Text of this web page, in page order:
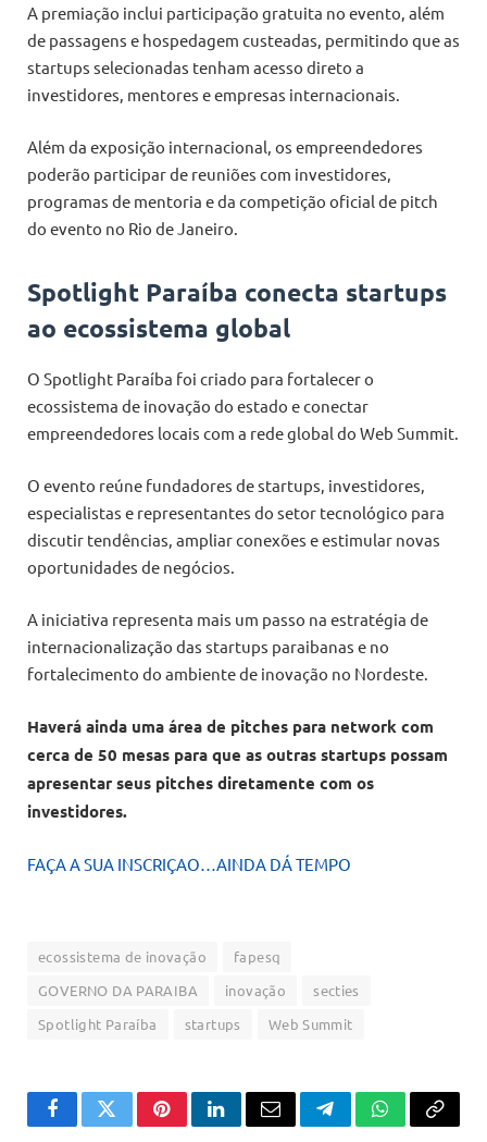
A premiação inclui participação gratuita no evento, além
de passagens e hospedagem custeadas, permitindo que as
startups selecionadas tenham acesso direto a
investidores, mentores e empresas internacionais.
Além da exposição internacional, os empreendedores
poderão participar de reuniões com investidores,
programas de mentoria e da competição oficial de pitch
do evento no Rio de Janeiro.
Spotlight Paraíba conecta startups
ao ecossistema global
O Spotlight Paraíba foi criado para fortalecer o
ecossistema de inovação do estado e conectar
empreendedores locais com a rede global do Web Summit.
O evento reúne fundadores de startups, investidores,
especialistas e representantes do setor tecnológico para
discutir tendências, ampliar conexões e estimular novas
oportunidades de negócios.
A iniciativa representa mais um passo na estratégia de
internacionalização das startups paraibanas e no
fortalecimento do ambiente de inovação no Nordeste.
Haverá ainda uma área de pitches para network com
cerca de 50 mesas para que as outras startups possam
apresentar seus pitches diretamente com os
investidores.
FAÇA A SUA INSCRIÇAO…AINDA DÁ TEMPO
ecossistema de inovação
fapesq
GOVERNO DA PARAIBA
inovação
secties
Spotlight Paraíba
startups Web Summit
FacebookTwitterPinterestLinkedInEmail TelegramWhatsApp
Copiar